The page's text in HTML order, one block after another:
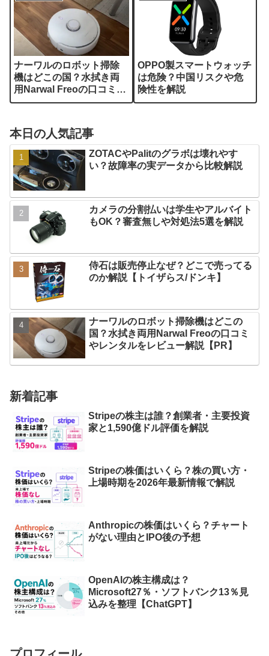
ナーワルのロボット掃除
機はどこの国？水拭き両
用Narwal Freoの口コミや
レンタルをレビュー解説
OPPO製スマートウォッチ
は危険？中国リスクや危
険性を解説
本日の人気記事
ZOTACやPalitのグラボは壊れやす
い？故障率の実データから比較解説
カメラの分割払いは学生やアルバイト
もOK？審査無しや対処法5選を解説
侍石は販売停止なぜ？どこで売ってる
のか解説【トイザらス/ドンキ】
ナーワルのロボット掃除機はどこの
国？水拭き両用Narwal Freoの口コミ
やレンタルをレビュー解説【PR】
新着記事
Stripeの株主は誰？創業者・主要投資
家と1,590億ドル評価を解説
Stripeの株価はいくら？株の買い方・
上場時期を2026年最新情報で解説
Anthropicの株価はいくら？チャート
がない理由とIPO後の予想
OpenAIの株主構成は？
Microsoft27％・ソフトバンク13％見
込みを整理【ChatGPT】